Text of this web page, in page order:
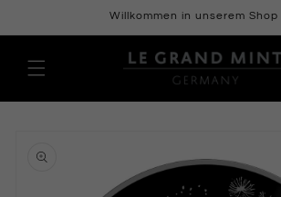
Inhalt
Willkommen in unserem Shop